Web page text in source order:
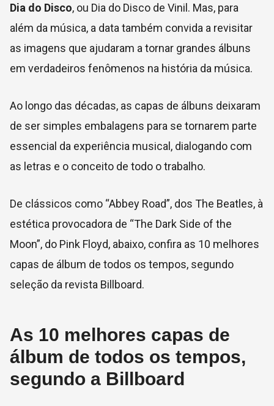
Dia do Disco, ou Dia do Disco de Vinil. Mas, para
além da música, a data também convida a revisitar
as imagens que ajudaram a tornar grandes álbuns
em verdadeiros fenômenos na história da música.
Ao longo das décadas, as capas de álbuns deixaram
de ser simples embalagens para se tornarem parte
essencial da experiência musical, dialogando com
as letras e o conceito de todo o trabalho.
De clássicos como “Abbey Road”, dos The Beatles, à
estética provocadora de “The Dark Side of the
Moon”, do Pink Floyd, abaixo, confira as 10 melhores
capas de álbum de todos os tempos, segundo
seleção da revista Billboard.
As 10 melhores capas de
álbum de todos os tempos,
segundo a Billboard